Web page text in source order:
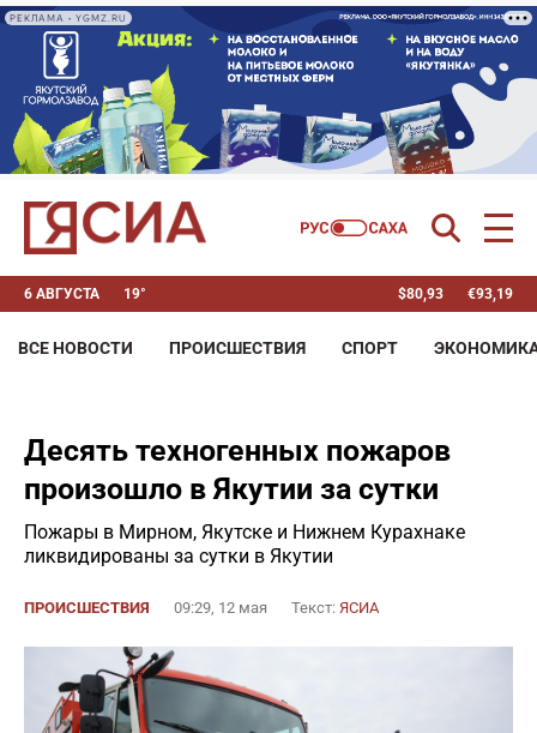
РЕКЛАМА • YGMZ.RU
6 АВГУСТА 19° $80,93 €93,19
ВСЕ НОВОСТИ ПРОИСШЕСТВИЯ СПОРТ
Десять техногенных пожаров
произошло в Якутии за сутки
Пожары в Мирном, Якутске и Нижнем Курахнаке
ликвидированы за сутки в Якутии
ПРОИСШЕСТВИЯ 09:29, 12 мая Текст: ЯСИА